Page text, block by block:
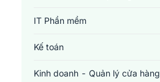
IT Phần mềm
Kế toán
Kinh doanh - Quản lý cửa hàng